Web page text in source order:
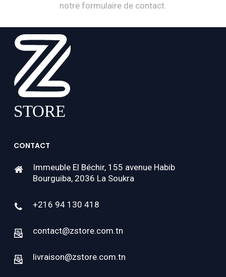
notre formulaire de contact.
CONTACT
Immeuble El Béchir, 155 avenue Habib
Bourguiba, 2036 La Soukra
+216 94 130 418
contact@zstore.com.tn
livraison@zstore.com.tn